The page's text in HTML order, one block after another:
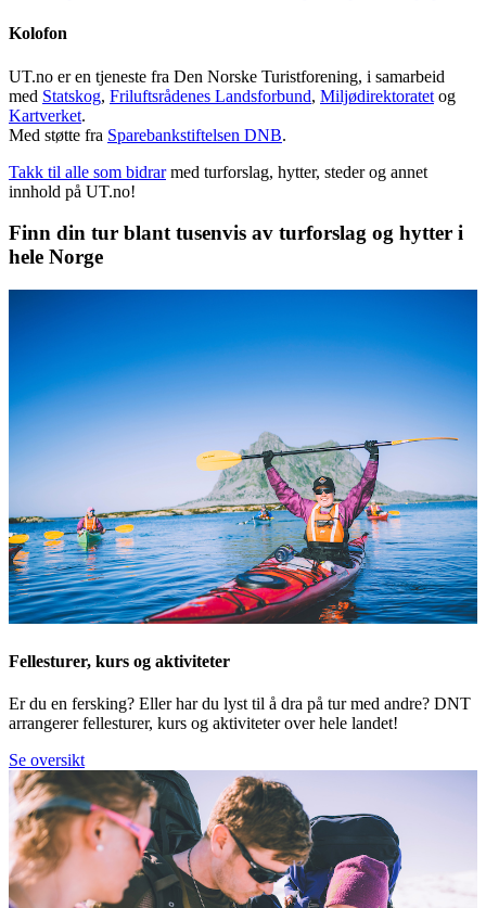
Kolofon
UT.no er en tjeneste fra Den Norske Turistforening, i samarbeid
med Statskog, Friluftsrådenes Landsforbund, Miljødirektoratet og
Kartverket.
Med støtte fra Sparebankstiftelsen DNB.
Takk til alle som bidrar med turforslag, hytter, steder og annet
innhold på UT.no!
Finn din tur blant tusenvis av turforslag og hytter i
hele Norge
Fellesturer, kurs og aktiviteter
Er du en fersking? Eller har du lyst til å dra på tur med andre? DNT
arrangerer fellesturer, kurs og aktiviteter over hele landet!
Se oversikt